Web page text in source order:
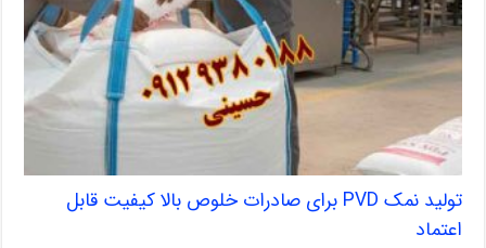
تولید نمک PVD برای صادرات خلوص بالا کیفیت قابل
اعتماد